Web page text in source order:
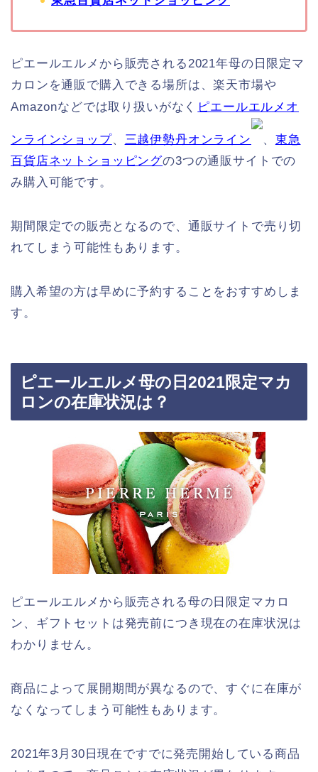
ピエールエルメから販売される2021年母の日限定マ
カロンを通販で購入できる場所は、楽天市場や
Amazonなどでは取り扱いがなく ピエールエルメオ
ンラインショップ、 三越伊勢丹オンライン 、 東急
百貨店ネットショッピングの3つの通販サイトでの
み購入可能です。
期間限定での販売となるので、通販サイトで売り切
れてしまう可能性もあります。
購入希望の方は早めに予約することをおすすめしま
す。
ピエールエルメ母の日2021限定マカ
ロンの在庫状況は？
ピエールエルメから販売される母の日限定マカロ
ン、ギフトセットは発売前につき現在の在庫状況は
わかりません。
商品によって展開期間が異なるので、すぐに在庫が
なくなってしまう可能性もあります。
2021年3月30日現在ですでに発売開始している商品